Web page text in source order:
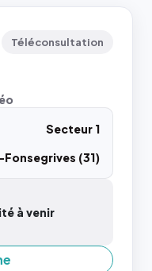
Téléconsultation
Secteur 1
(31)
à venir